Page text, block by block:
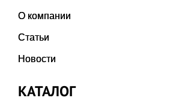
О компании
Статьи
Новости
КАТАЛОГ